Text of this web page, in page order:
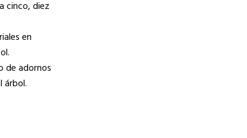
cinco, diez
en
de adornos
árbol.